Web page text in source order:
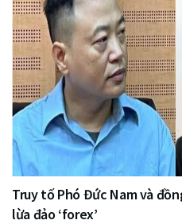
Truy tố Phó Đức Nam và
lừa đảo ‘forex’